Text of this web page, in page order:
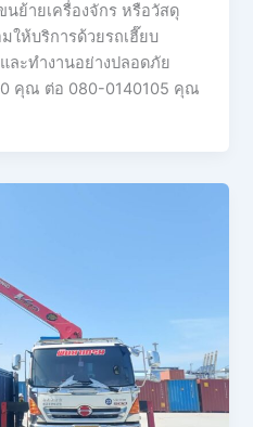
ย้ายเครื่องจักร หรือวัสดุ
ให้บริการด้วยรถเฮี๊ยบ
ะทำงานอย่างปลอดภัย
คุณ ต่อ 080-0140105 คุณ